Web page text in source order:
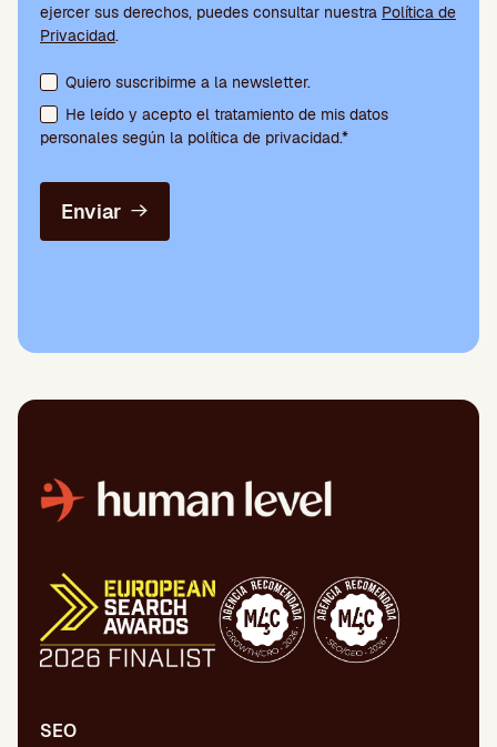
ejercer sus derechos, puedes consultar nuestra Política de
Privacidad.
Aceptación de condiciones y suscripción a la newsletter
Quiero suscribirme a la newsletter.
He leído y acepto el tratamiento de mis datos
personales según la política de privacidad.*
Enviar
SEO